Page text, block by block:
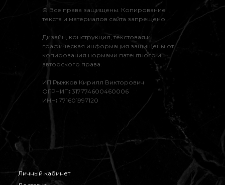
© Все права защищены. Копирование
текста и материалов сайта запрещено!
Дизайн, конструкция, текстовая и
графическая информация защищены от
копирования нормами патентного и
авторского права.
ИП Рыжков Кирилл Викторович
ОГРНИП: 317774600460006
ИНН: 771601997120
Личный кабинет